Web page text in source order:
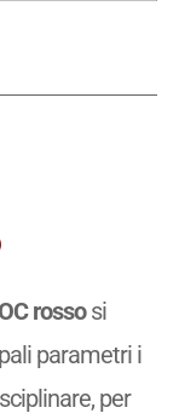
rossosi
parametri i
per